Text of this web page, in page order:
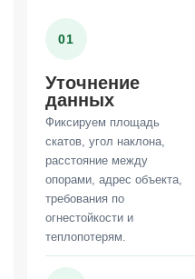
01
Уточнение
данных
Фиксируем площадь
скатов, угол наклона,
расстояние между
опорами, адрес объекта,
требования по
огнестойкости и
теплопотерям.